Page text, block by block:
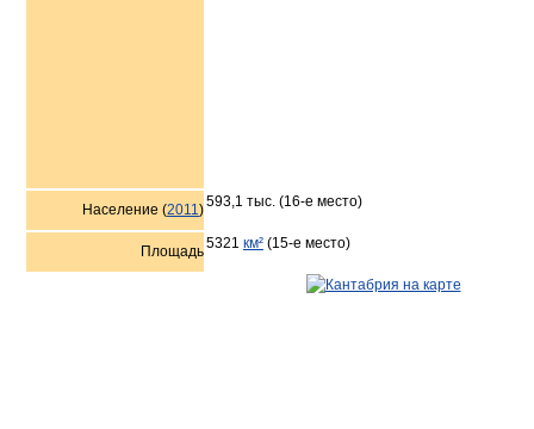
Население (2011)593,1 тыс. (16-е место)
Площадь5321 км² (15-е место)